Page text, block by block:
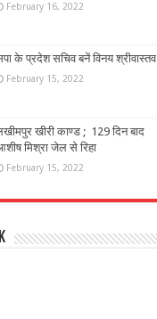
February 16, 2022
के प्रदेश सचिव बनें विनय श्रीवास्तव
February 15, 2022
खीरी काण्ड ; 129 दिन बाद
मिश्रा जेल से रिहा
February 15, 2022